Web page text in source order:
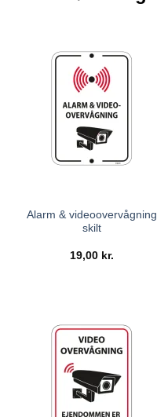
Alarm & videoovervågning
skilt
19,00 kr.